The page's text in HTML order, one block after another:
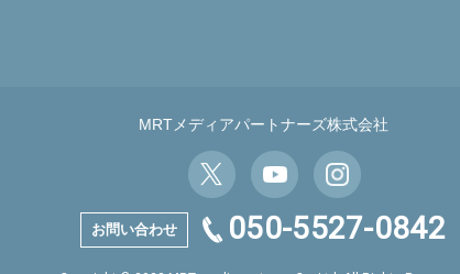
MRTメディアパートナーズ株式会社
お問い合わせ 050-5527-0842